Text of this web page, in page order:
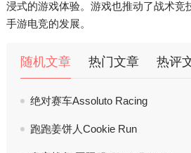
浸式的游戏体验。游戏也推动了战术竞
手游电竞的发展。
随机文章 热门文章 热评
绝对赛车Assoluto Racing
跑跑姜饼人Cookie Run